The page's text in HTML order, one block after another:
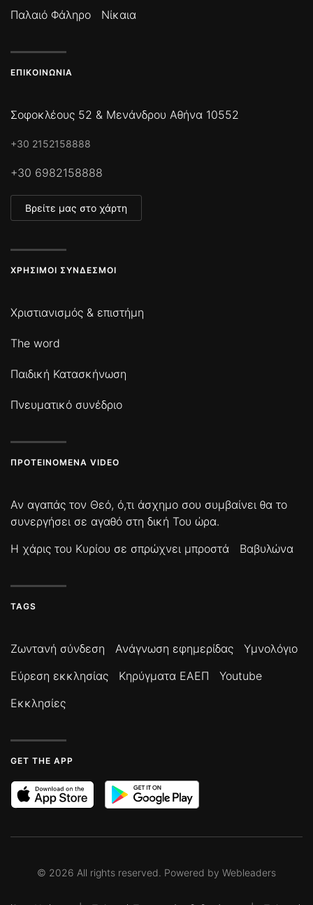
Παλαιό Φάληρο
Νίκαια
ΕΠΙΚΟΙΝΩΝΊΑ
Σοφοκλέους 52 & Μενάνδρου Αθήνα 10552
+30 2152158888
+30 6982158888
Βρείτε μας στο χάρτη
ΧΡΉΣΙΜΟΙ ΣΎΝΔΕΣΜΟΙ
Χριστιανισμός & επιστήμη
The word
Παιδική Κατασκήνωση
Πνευματικό συνέδριο
ΠΡΟΤΕΙΝΌΜΕΝΑ VIDEO
Αν αγαπάς τον Θεό, ό,τι άσχημο σου συμβαίνει θα το
συνεργήσει σε αγαθό στη δική Του ώρα.
Η χάρις του Κυρίου σε σπρώχνει μπροστά
Βαβυλώνα
TAGS
Ζωντανή σύνδεση Ανάγνωση εφημερίδας
Υμνολόγιο
Εύρεση εκκλησίας
Κηρύγματα ΕΑΕΠ
Youtube
Εκκλησίες
GET THE APP
© 2026 All rights reserved. Powered by Webleaders